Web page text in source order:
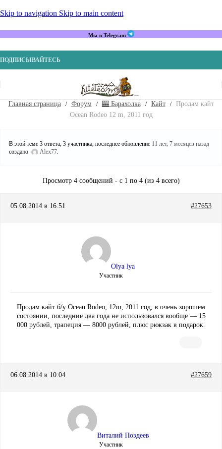
Skip to navigation Skip to main content
Мы в Telegram
ПОДПИСЫВАЙТЕСЬ
Главная страница Форум 🎰 Барахолка Кайт
Продам кайт
Ocean Rodeo 12 m, 2011 год
В этой теме 3 ответа, 3 участника, последнее обновление 11 лет, 7 месяцев назад
создано
Alex77.
Просмотр 4 сообщений - с 1 по 4 (из 4 всего)
05.08.2014 в 16:51 #27653
Olya lya
Участник
Продам кайт б/у Ocean Rodeo, 12m, 2011 год, в очень хорошем
состоянии, последние два года не использовался вообще — 15
000 рублей, трапеция — 8000 рублей, плюс рюкзак в подарок.
06.08.2014 в 10:04 #27659
Виталий Поздеев
Участник